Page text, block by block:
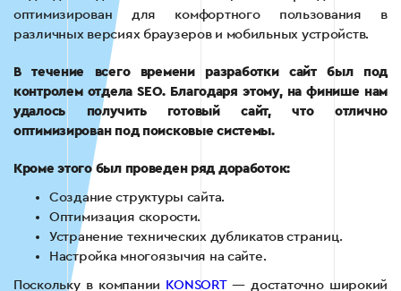
оптимизирован для комфортного пользования в
различных версиях браузеров и мобильных устройств.
В течение всего времени разработки сайт был под
контролем отдела SEO. Благодаря этому, на финише нам
удалось получить готовый сайт, что отлично
оптимизирован под поисковые системы.
Кроме этого был проведен ряд доработок:
Создание структуры сайта.
Оптимизация скорости.
Устранение технических дубликатов страниц.
Настройка многоязычия на сайте.
Поскольку в компании KONSORT— достаточно широкий